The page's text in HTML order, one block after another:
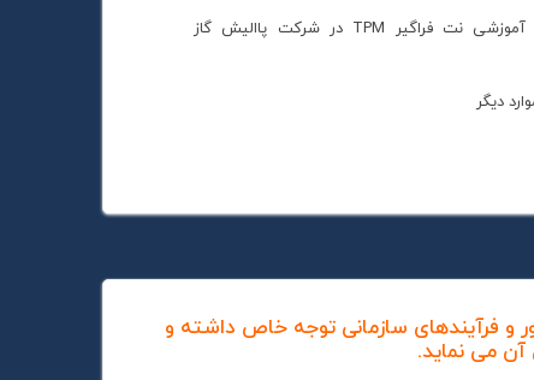
برگزاری دوره آموزشی نت فراگیر TPM در شرکت پاالیش گاز
دیگر
و فرآیندهای سازمانی توجه خاص داشته و
آن می نماید.